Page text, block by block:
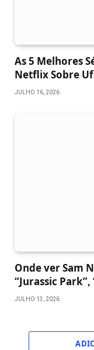
As 5 Melhores
Netflix Sobre
JULHO 16, 2026
Onde ver Sam
“Jurassic
JULHO 13, 2026